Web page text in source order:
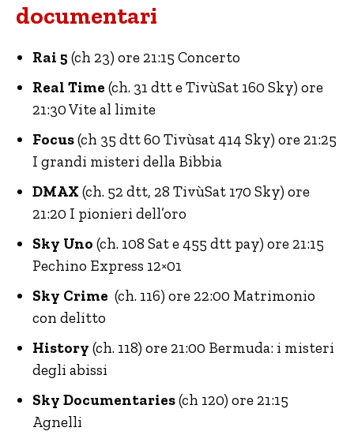
documentari
Rai 5 (ch 23) ore 21:15 Concerto
Real Time (ch. 31 dtt e TivùSat 160 Sky) ore
21:30 Vite al limite
Focus(ch 35 dtt 60 Tivùsat 414 Sky) ore 21:25
I grandi misteri della Bibbia
DMAX (ch. 52 dtt, 28 TivùSat 170 Sky) ore
21:20 I pionieri dell’oro
Sky Uno (ch. 108 Sat e 455 dtt pay) ore 21:15
Pechino Express 12×01
Sky Crime (ch. 116) ore 22:00 Matrimonio
con delitto
History (ch. 118) ore 21:00 Bermuda: i misteri
degli abissi
Sky Documentaries(ch 120) ore 21:15
Agnelli